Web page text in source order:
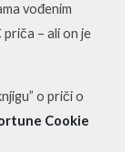
vođenim
– ali on je
o priči o
Cookie